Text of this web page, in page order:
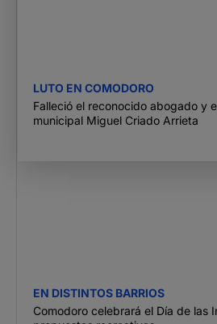
LUTO EN COMODORO
Falleció el reconocido abogado y
municipal Miguel Criado Arrieta
EN DISTINTOS BARRIOS
Comodoro celebrará el Día de las